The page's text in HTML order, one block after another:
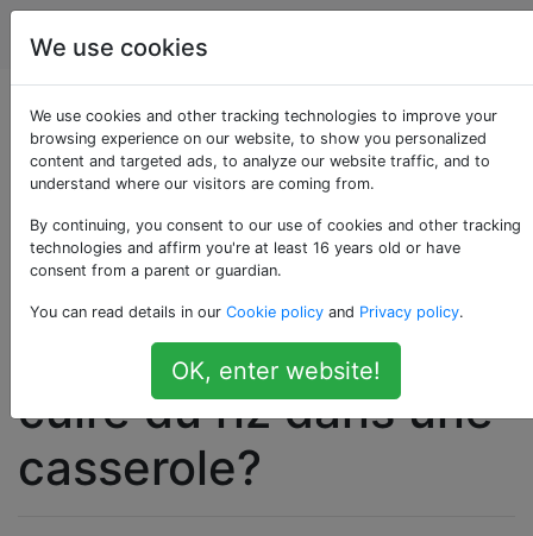
Cuisine
Quels sont les
avantages d'utiliser
un cuiseur à riz
dédié, plutôt que de
simplement faire
cuire du riz dans une
casserole?
We use cookies
We use cookies and other tracking technologies to improve your
browsing experience on our website, to show you personalized
content and targeted ads, to analyze our website traffic, and to
understand where our visitors are coming from.
By continuing, you consent to our use of cookies and other tracking
technologies and affirm you're at least 16 years old or have
consent from a parent or guardian.
You can read details in our Cookie policy and Privacy policy.
OK, enter website!